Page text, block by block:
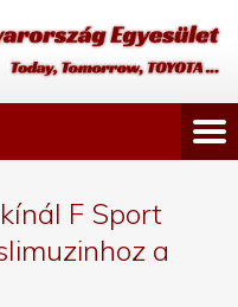
F Sport
a